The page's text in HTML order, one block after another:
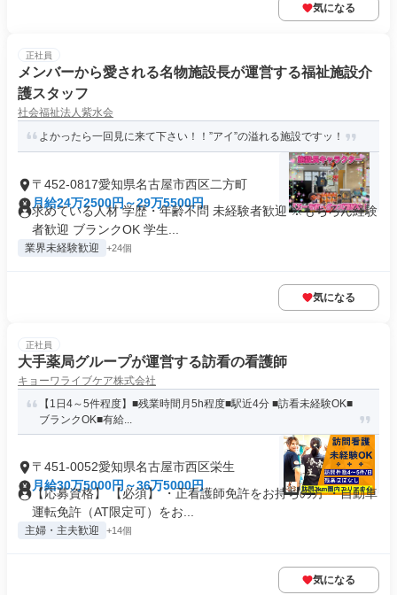
気になる
正社員
メンバーから愛される名物施設長が運営する福祉施設介
護スタッフ
社会福祉法人紫水会
よかったら一回見に来て下さい！！”アイ”の溢れる施設ですッ！
〒452-0817愛知県名古屋市西区二方町
月給24万2500円～29万5500円
求めている人材 学歴・年齢不問 未経験者歓迎 ※もちろん経験
者歓迎 ブランクOK 学生...
業界未経験歓迎 +24個
気になる
正社員
大手薬局グループが運営する訪看の看護師
キョーワライブケア株式会社
【1日4～5件程度】■残業時間月5h程度■駅近4分 ■訪看未経験OK■
ブランクOK■有給...
〒451-0052愛知県名古屋市西区栄生
月給30万5000円～36万5000円
【応募資格】 【必須】 ・正看護師免許をお持ちの方 ・自動車
運転免許（AT限定可）をお...
主婦・主夫歓迎 +14個
気になる